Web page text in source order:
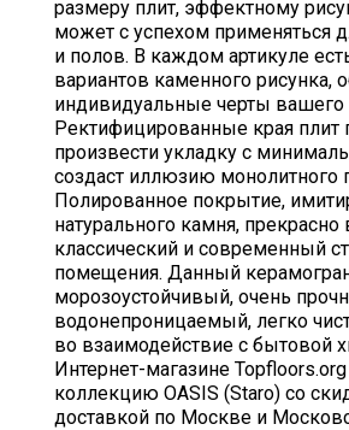
размеру плит, эффектному
может с успехом применяться
и полов. В каждом артикуле
вариантов каменного рисунка,
индивидуальные черты вашего
Ректифицированные края плит
произвести укладку с
создаст иллюзию монолитного
Полированное покрытие,
натурального камня, прекрасно
классический и современный
помещения. Данный
морозоустойчивый, очень
водонепроницаемый, легко
во взаимодействие с бытовой
Интернет-магазине
коллекцию OASIS (Staro) со
доставкой по Москве и